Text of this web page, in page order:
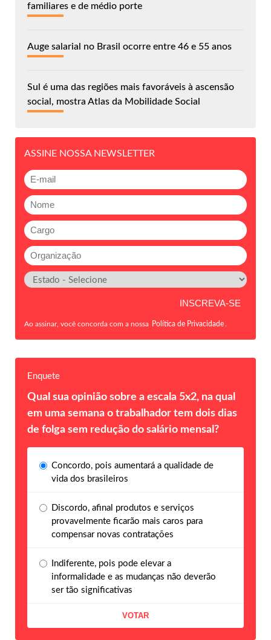
familiares e de médio porte
Auge salarial no Brasil ocorre entre 46 e 55 anos
Sul é uma das regiões mais favoráveis à ascensão
social, mostra Atlas da Mobilidade Social
ASSINE NOSSA NEWSLETTER
Ao assinar, você concorda com a nossa Política de Privacidade
Enquete
Qual sua opinião sobre a escala 5x2, na qual
em uma semana o trabalhador tem dois dias
de folga sem redução do salário mensal?
Concordo, pois aumentará a qualidade de
vida dos brasileiros
Discordo, afinal produtos e serviços
provavelmente ficarão mais caros para
compensar novas contratações
Indiferente, pois pode elevar a
informalidade e as mudanças não deverão
ser tão significativas